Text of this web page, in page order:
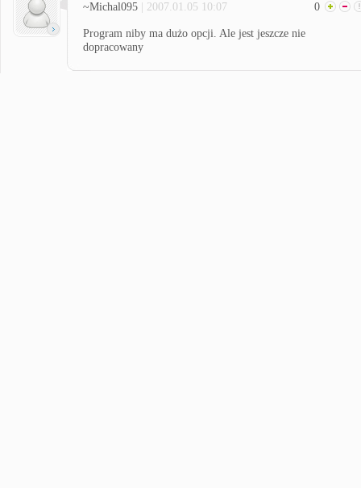
~Michal095 | 2007.01.05 10:07 0
Program niby ma dużo opcji. Ale jest jeszcze nie
dopracowany